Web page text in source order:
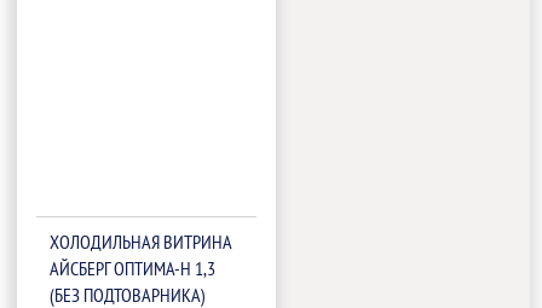
ХОЛОДИЛЬНАЯ ВИТРИНА
АЙСБЕРГ ОПТИМА-Н 1,3
(БЕЗ ПОДТОВАРНИКА)